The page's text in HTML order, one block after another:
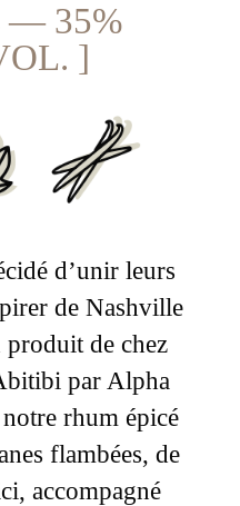
— 35%
]
d’unir leurs
de Nashville
de chez
par Alpha
rhum épicé
flambées, de
accompagné